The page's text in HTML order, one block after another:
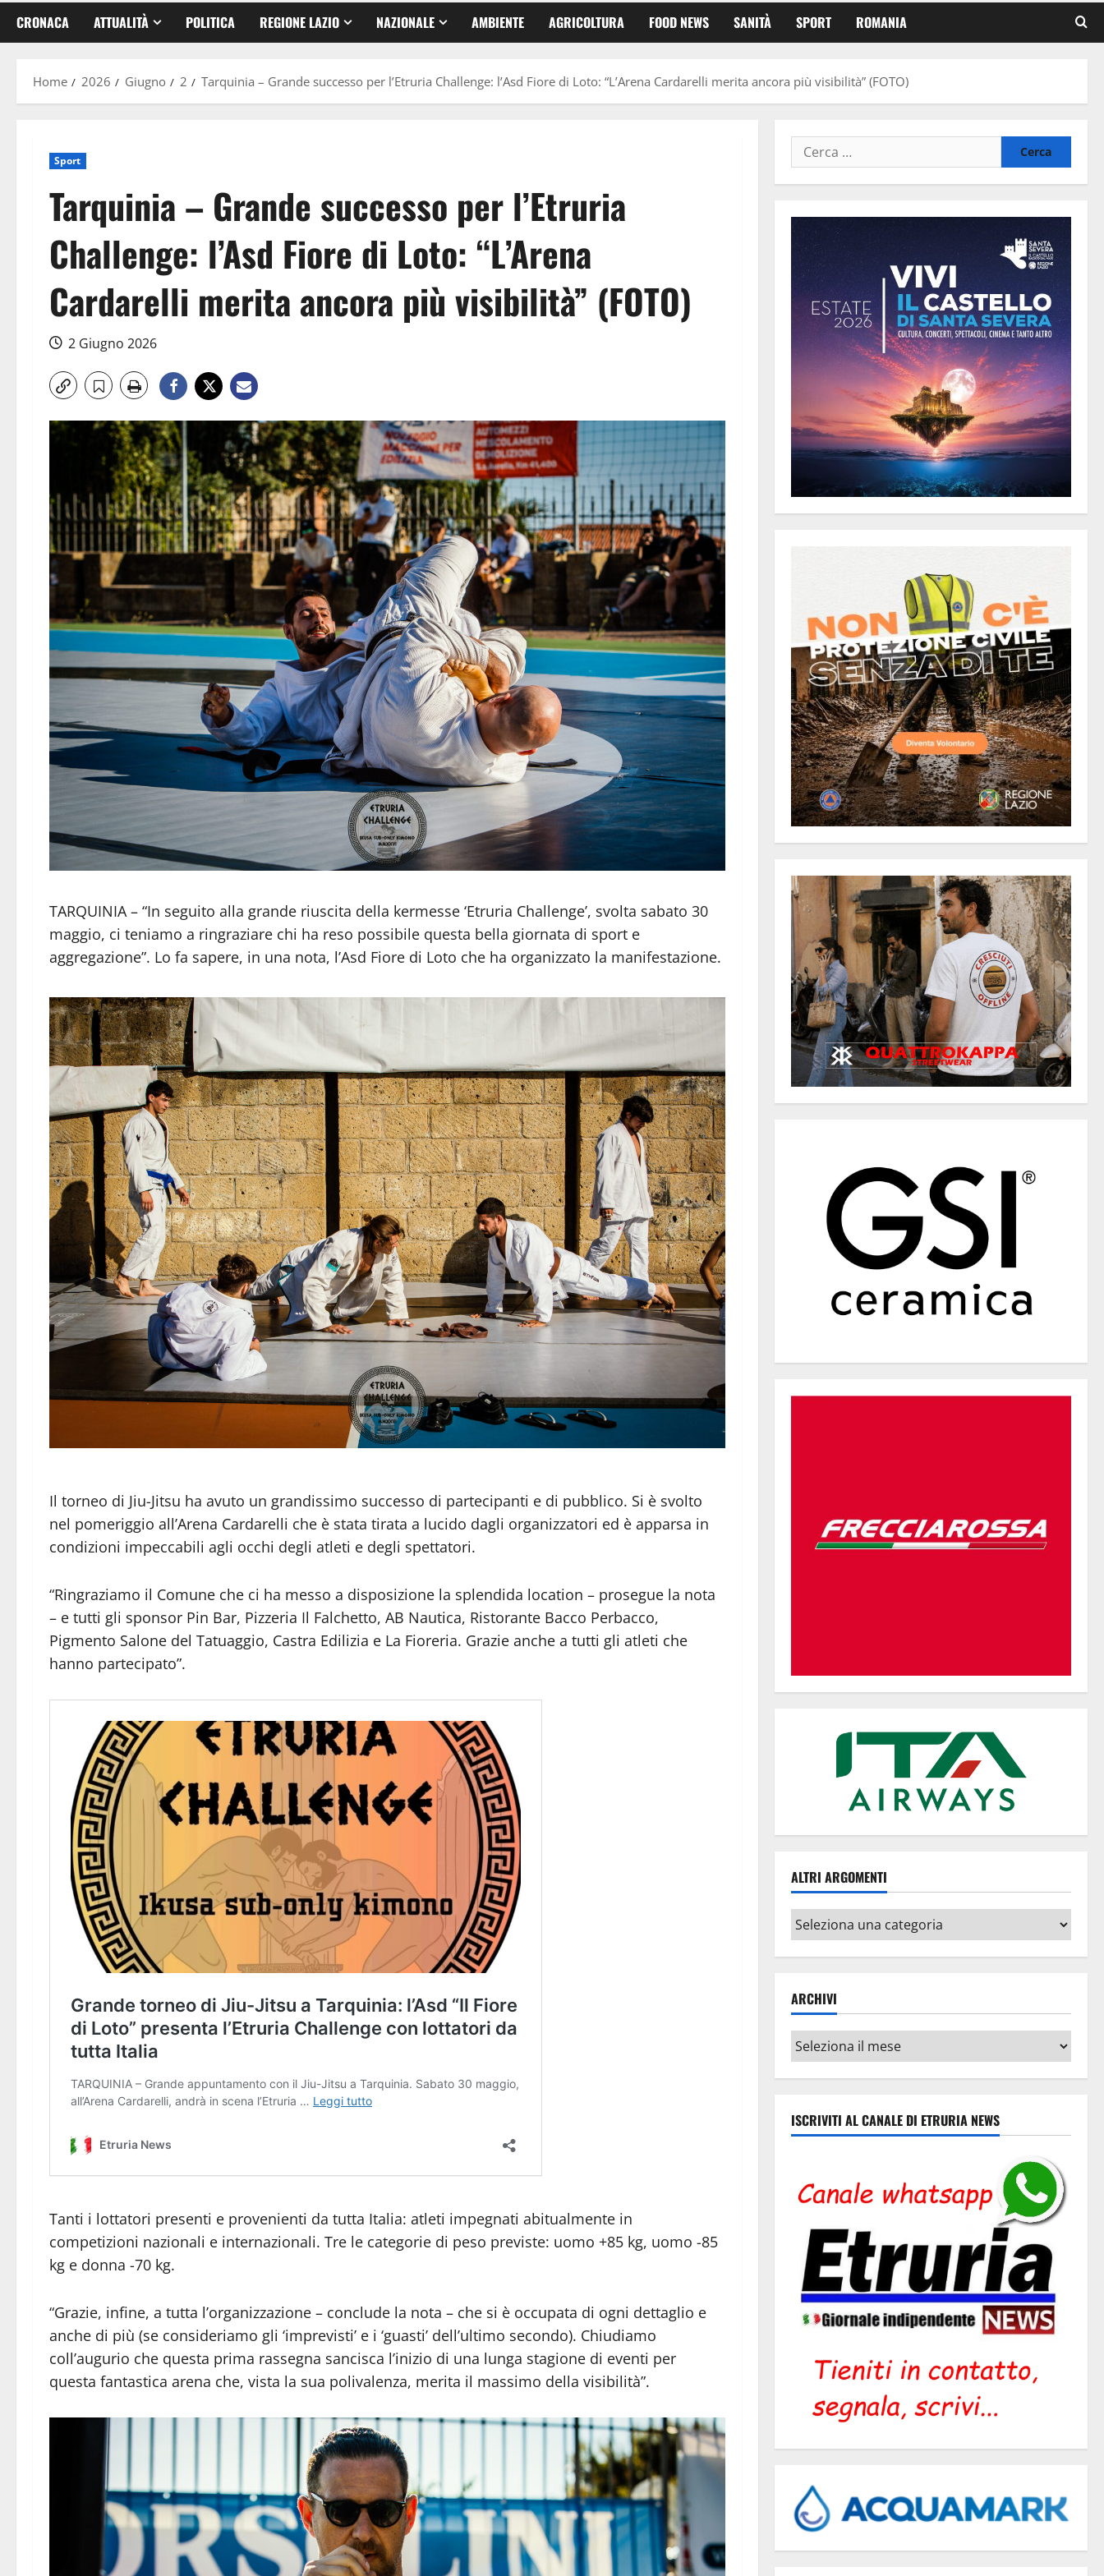
CRONACA ATTUALITÀ POLITICA REGIONE LAZIO NAZIONALE AMBIENTE AGRICOLTURA FOOD NEWS SANITÀ SPORT ROMANIA
Home 2026 Giugno 2 Tarquinia – Grande successo per l’Etruria Challenge: l’Asd Fiore di Loto: “L’Arena Cardarelli merita ancora più visibilità” (FOTO)
Sport
Tarquinia – Grande successo per l’Etruria
Challenge: l’Asd Fiore di Loto: “L’Arena
Cardarelli merita ancora più visibilità” (FOTO)
2 Giugno 2026
TARQUINIA – “In seguito alla grande riuscita della kermesse ‘Etruria Challenge’, svolta sabato 30
maggio, ci teniamo a ringraziare chi ha reso possibile questa bella giornata di sport e
aggregazione”. Lo fa sapere, in una nota, l’Asd Fiore di Loto che ha organizzato la manifestazione.
Il torneo di Jiu-Jitsu ha avuto un grandissimo successo di partecipanti e di pubblico. Si è svolto
nel pomeriggio all’Arena Cardarelli che è stata tirata a lucido dagli organizzatori ed è apparsa in
condizioni impeccabili agli occhi degli atleti e degli spettatori.
“Ringraziamo il Comune che ci ha messo a disposizione la splendida location – prosegue la nota
– e tutti gli sponsor Pin Bar, Pizzeria Il Falchetto, AB Nautica, Ristorante Bacco Perbacco,
Pigmento Salone del Tatuaggio, Castra Edilizia e La Fioreria. Grazie anche a tutti gli atleti che
hanno partecipato”.
Tanti i lottatori presenti e provenienti da tutta Italia: atleti impegnati abitualmente in
competizioni nazionali e internazionali. Tre le categorie di peso previste: uomo +85 kg, uomo -85
kg e donna -70 kg.
“Grazie, infine, a tutta l’organizzazione – conclude la nota – che si è occupata di ogni dettaglio e
anche di più (se consideriamo gli ‘imprevisti’ e i ‘guasti’ dell’ultimo secondo). Chiudiamo
coll’augurio che questa prima rassegna sancisca l’inizio di una lunga stagione di eventi per
questa fantastica arena che, vista la sua polivalenza, merita il massimo della visibilità”.
Ricerca
per:
ALTRI ARGOMENTI
Altri
argomenti
ARCHIVI
Archivi
ISCRIVITI AL CANALE DI ETRURIA NEWS